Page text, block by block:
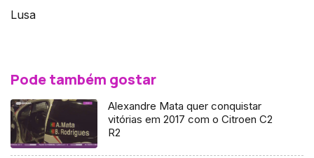
Lusa
Pode também gostar
Alexandre Mata quer conquistar
vitórias em 2017 com o Citroen C2
R2